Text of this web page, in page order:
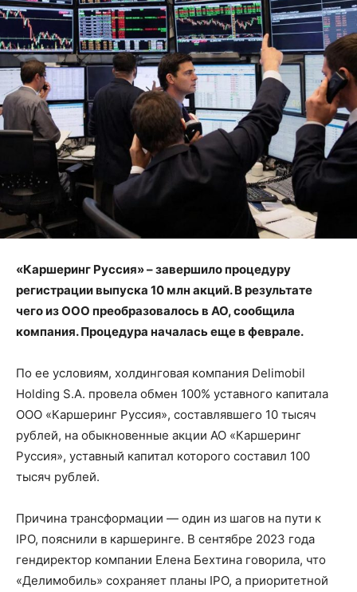
«Каршеринг Руссия» – завершило процедуру
регистрации выпуска 10 млн акций. В результате
чего из ООО преобразовалось в АО, сообщила
компания. Процедура началась еще в феврале.
По ее условиям, холдинговая компания Delimobil
Holding S.A. провела обмен 100% уставного капитала
ООО «Каршеринг Руссия», составлявшего 10 тысяч
рублей, на обыкновенные акции АО «Каршеринг
Руссия», уставный капитал которого составил 100
тысяч рублей.
Причина трансформации — один из шагов на пути к
IPO, пояснили в каршеринге. В сентябре 2023 года
гендиректор компании Елена Бехтина говорила, что
«Делимобиль» сохраняет планы IPO, а приоритетной